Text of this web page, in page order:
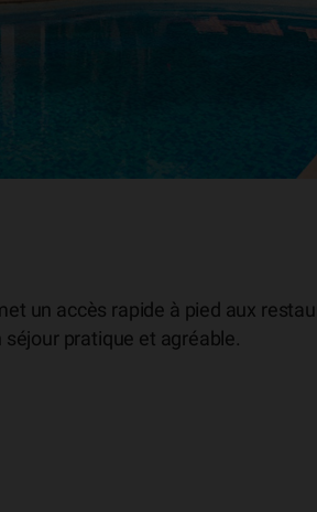
un accès rapide à pied aux
pratique et agréable.